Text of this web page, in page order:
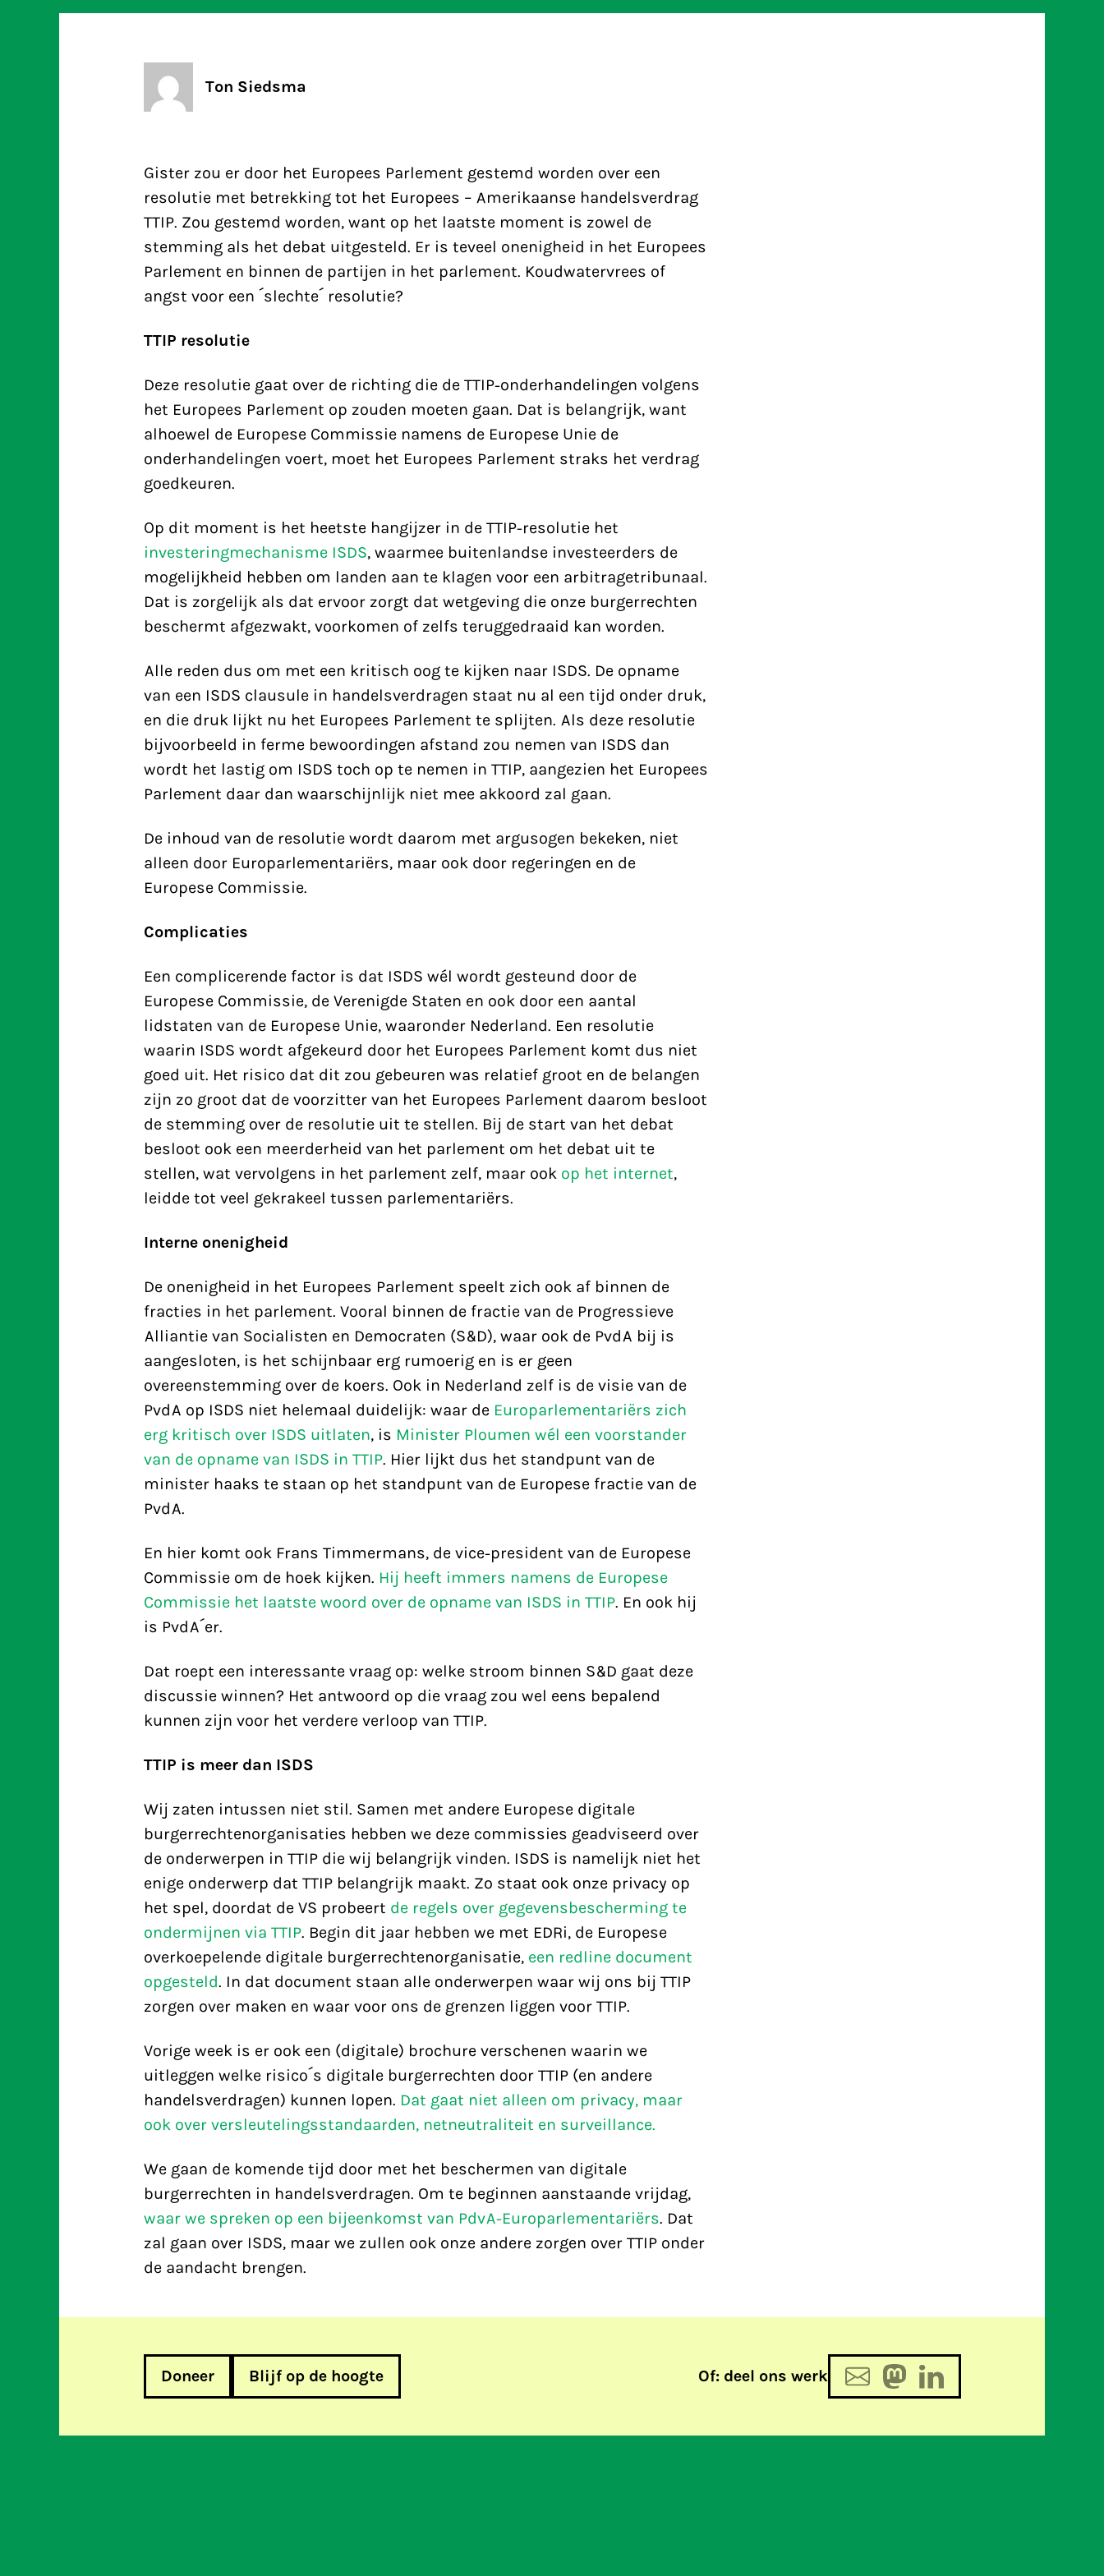
Ton Siedsma
Gister zou er door het Europees Parlement gestemd worden over een
resolutie met betrekking tot het Europees – Amerikaanse handelsverdrag
TTIP. Zou gestemd worden, want op het laatste moment is zowel de
stemming als het debat uitgesteld. Er is teveel onenigheid in het Europees
Parlement en binnen de partijen in het parlement. Koudwatervrees of
angst voor een ´slechte´ resolutie?
TTIP resolutie
Deze resolutie gaat over de richting die de TTIP-onderhandelingen volgens
het Europees Parlement op zouden moeten gaan. Dat is belangrijk, want
alhoewel de Europese Commissie namens de Europese Unie de
onderhandelingen voert, moet het Europees Parlement straks het verdrag
goedkeuren.
Op dit moment is het heetste hangijzer in de TTIP-resolutie het
investeringmechanisme ISDS, waarmee buitenlandse investeerders de
mogelijkheid hebben om landen aan te klagen voor een arbitragetribunaal.
Dat is zorgelijk als dat ervoor zorgt dat wetgeving die onze burgerrechten
beschermt afgezwakt, voorkomen of zelfs teruggedraaid kan worden.
Alle reden dus om met een kritisch oog te kijken naar ISDS. De opname
van een ISDS clausule in handelsverdragen staat nu al een tijd onder druk,
en die druk lijkt nu het Europees Parlement te splijten. Als deze resolutie
bijvoorbeeld in ferme bewoordingen afstand zou nemen van ISDS dan
wordt het lastig om ISDS toch op te nemen in TTIP, aangezien het Europees
Parlement daar dan waarschijnlijk niet mee akkoord zal gaan.
De inhoud van de resolutie wordt daarom met argusogen bekeken, niet
alleen door Europarlementariërs, maar ook door regeringen en de
Europese Commissie.
Complicaties
Een complicerende factor is dat ISDS wél wordt gesteund door de
Europese Commissie, de Verenigde Staten en ook door een aantal
lidstaten van de Europese Unie, waaronder Nederland. Een resolutie
waarin ISDS wordt afgekeurd door het Europees Parlement komt dus niet
goed uit. Het risico dat dit zou gebeuren was relatief groot en de belangen
zijn zo groot dat de voorzitter van het Europees Parlement daarom besloot
de stemming over de resolutie uit te stellen. Bij de start van het debat
besloot ook een meerderheid van het parlement om het debat uit te
stellen, wat vervolgens in het parlement zelf, maar ook op het internet,
leidde tot veel gekrakeel tussen parlementariërs.
Interne onenigheid
De onenigheid in het Europees Parlement speelt zich ook af binnen de
fracties in het parlement. Vooral binnen de fractie van de Progressieve
Alliantie van Socialisten en Democraten (S&D), waar ook de PvdA bij is
aangesloten, is het schijnbaar erg rumoerig en is er geen
overeenstemming over de koers. Ook in Nederland zelf is de visie van de
PvdA op ISDS niet helemaal duidelijk: waar de Europarlementariërs zich
erg kritisch over ISDS uitlaten, is Minister Ploumen wél een voorstander
van de opname van ISDS in TTIP. Hier lijkt dus het standpunt van de
minister haaks te staan op het standpunt van de Europese fractie van de
PvdA.
En hier komt ook Frans Timmermans, de vice-president van de Europese
Commissie om de hoek kijken. Hij heeft immers namens de Europese
Commissie het laatste woord over de opname van ISDS in TTIP. En ook hij
is PvdA´er.
Dat roept een interessante vraag op: welke stroom binnen S&D gaat deze
discussie winnen? Het antwoord op die vraag zou wel eens bepalend
kunnen zijn voor het verdere verloop van TTIP.
TTIP is meer dan ISDS
Wij zaten intussen niet stil. Samen met andere Europese digitale
burgerrechtenorganisaties hebben we deze commissies geadviseerd over
de onderwerpen in TTIP die wij belangrijk vinden. ISDS is namelijk niet het
enige onderwerp dat TTIP belangrijk maakt. Zo staat ook onze privacy op
het spel, doordat de VS probeert de regels over gegevensbescherming te
ondermijnen via TTIP. Begin dit jaar hebben we met EDRi, de Europese
overkoepelende digitale burgerrechtenorganisatie, een redline document
opgesteld. In dat document staan alle onderwerpen waar wij ons bij TTIP
zorgen over maken en waar voor ons de grenzen liggen voor TTIP.
Vorige week is er ook een (digitale) brochure verschenen waarin we
uitleggen welke risico´s digitale burgerrechten door TTIP (en andere
handelsverdragen) kunnen lopen. Dat gaat niet alleen om privacy, maar
ook over versleutelingsstandaarden, netneutraliteit en surveillance.
We gaan de komende tijd door met het beschermen van digitale
burgerrechten in handelsverdragen. Om te beginnen aanstaande vrijdag,
waar we spreken op een bijeenkomst van PdvA-Europarlementariërs. Dat
zal gaan over ISDS, maar we zullen ook onze andere zorgen over TTIP onder
de aandacht brengen.
Doneer Blijf op de hoogte Of: deel ons werk